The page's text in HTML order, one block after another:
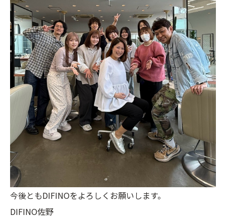
今後ともDIFINOをよろしくお願いします。
DIFINO佐野